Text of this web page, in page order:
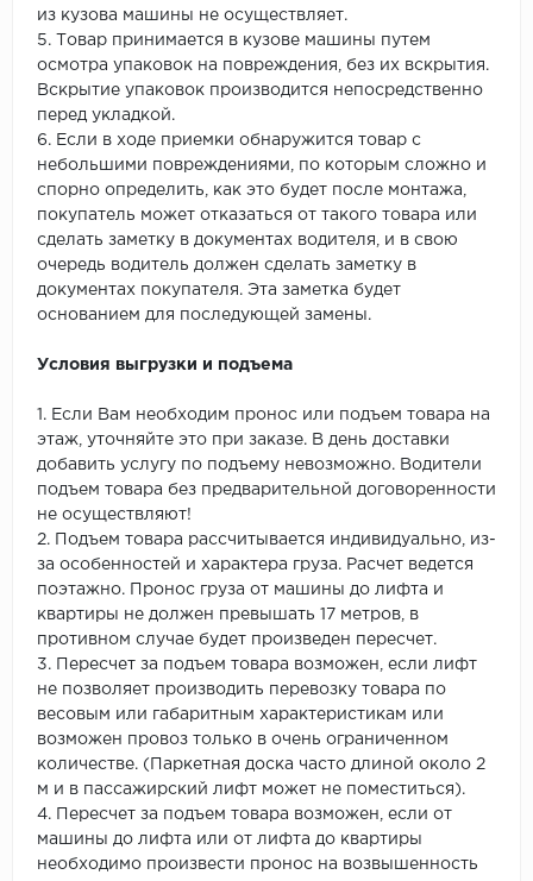
из кузова машины не осуществляет.
5. Товар принимается в кузове машины путем
осмотра упаковок на повреждения, без их вскрытия.
Вскрытие упаковок производится непосредственно
перед укладкой.
6. Если в ходе приемки обнаружится товар с
небольшими повреждениями, по которым сложно и
спорно определить, как это будет после монтажа,
покупатель может отказаться от такого товара или
сделать заметку в документах водителя, и в свою
очередь водитель должен сделать заметку в
документах покупателя. Эта заметка будет
основанием для последующей замены.
Условия выгрузки и подъема
1. Если Вам необходим пронос или подъем товара на
этаж, уточняйте это при заказе. В день доставки
добавить услугу по подъему невозможно. Водители
подъем товара без предварительной договоренности
не осуществляют!
2. Подъем товара рассчитывается индивидуально, из-
за особенностей и характера груза. Расчет ведется
поэтажно. Пронос груза от машины до лифта и
квартиры не должен превышать 17 метров, в
противном случае будет произведен пересчет.
3. Пересчет за подъем товара возможен, если лифт
не позволяет производить перевозку товара по
весовым или габаритным характеристикам или
возможен провоз только в очень ограниченном
количестве. (Паркетная доска часто длиной около 2
м и в пассажирский лифт может не поместиться).
4. Пересчет за подъем товара возможен, если от
машины до лифта или от лифта до квартиры
необходимо произвести пронос на возвышенность